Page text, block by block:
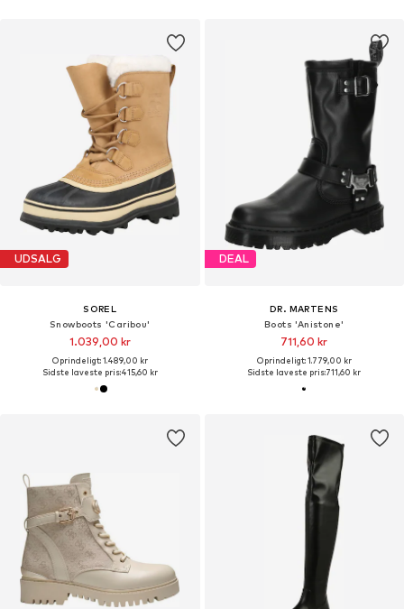
UDSALG
SOREL
Snowboots 'Caribou'
1.039,00 kr
Oprindeligt: 1.489,00 kr
Sidste laveste pris:415,60 kr
DEAL
DR. MARTENS
Boots 'Anistone'
711,60 kr
Oprindeligt: 1.779,00 kr
Sidste laveste pris:711,60 kr